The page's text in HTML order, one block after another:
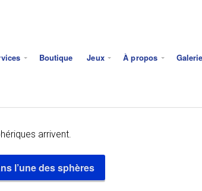
Boutique Jeux À propos Galerie
arrivent.
l’une des sphères